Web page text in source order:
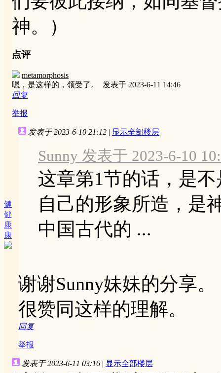
神。）
点评
metamorphosis
嗯，是这样的，领受了。 发表于 2023-6-11 14:46
回复
举报
健
健
康
康
发表于 2023-6-10 21:12 | 显示全部楼层
Sunny 发表于 2023-6-10
这章第1节的话，是
自己的形象所造，是
中国古代的 ...
谢谢Sunny妹妹的分享。
很赞同这样的理解。
回复
举报
发表于 2023-6-11 03:16 | 显示全部楼层